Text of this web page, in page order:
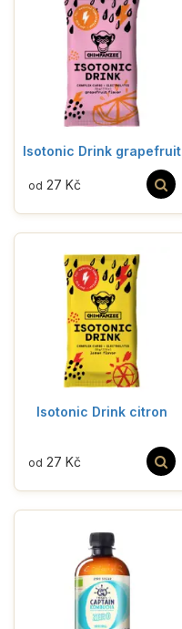
Isotonic Drink grapefruit
od 27 Kč
Isotonic Drink citron
od 27 Kč